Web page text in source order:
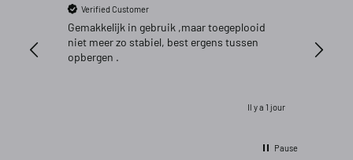
Verified Customer
Gemakkelijk in gebruik ,maar toegeplooid
niet meer zo stabiel, best ergens tussen
opbergen .
Il y a 1 jour
Pause